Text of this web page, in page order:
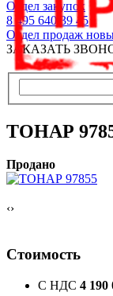
Отдел закупок
8 495 640 39 45
Отдел продаж
ЗАКАЗАТЬ
ТОНАР
Продано
‹›
Стоимость
С НДС 4 190